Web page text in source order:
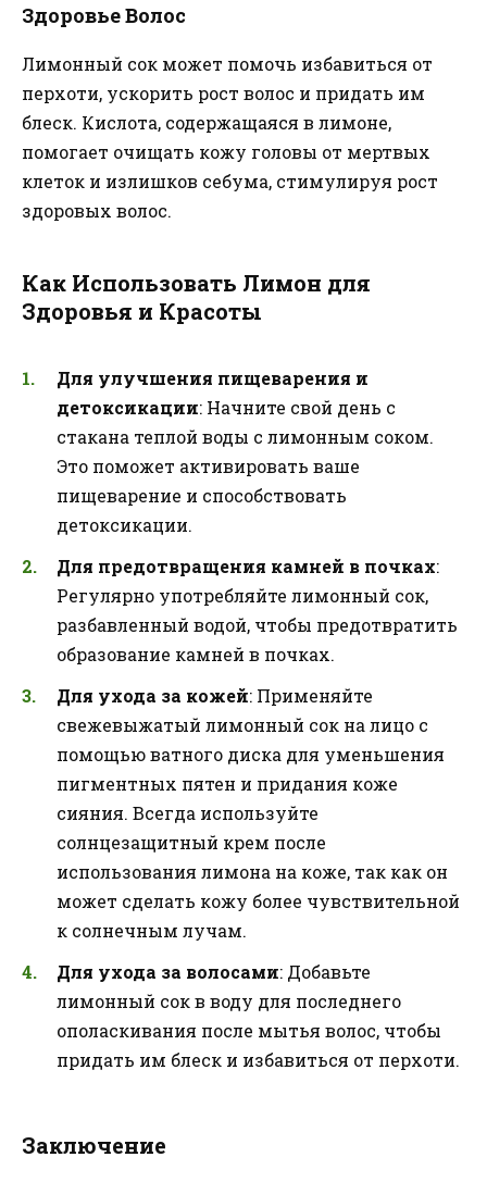
Здоровье Волос
Лимонный сок может помочь избавиться от
перхоти, ускорить рост волос и придать им
блеск. Кислота, содержащаяся в лимоне,
помогает очищать кожу головы от мертвых
клеток и излишков себума, стимулируя рост
здоровых волос.
Как Использовать Лимон для
Здоровья и Красоты
Для улучшения пищеварения и
детоксикации: Начните свой день с
стакана теплой воды с лимонным соком.
Это поможет активировать ваше
пищеварение и способствовать
детоксикации.
Для предотвращения камней в почках:
Регулярно употребляйте лимонный сок,
разбавленный водой, чтобы предотвратить
образование камней в почках.
Для ухода за кожей: Применяйте
свежевыжатый лимонный сок на лицо с
помощью ватного диска для уменьшения
пигментных пятен и придания коже
сияния. Всегда используйте
солнцезащитный крем после
использования лимона на коже, так как он
может сделать кожу более чувствительной
к солнечным лучам.
Для ухода за волосами: Добавьте
лимонный сок в воду для последнего
ополаскивания после мытья волос, чтобы
придать им блеск и избавиться от перхоти.
Заключение